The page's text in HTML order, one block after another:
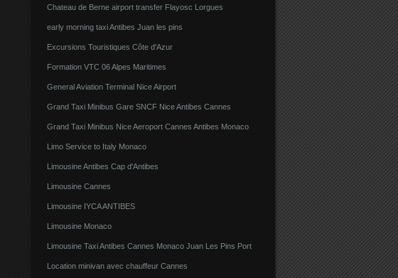
Chateau de Berne airport transfer Flayosc Lorgues
early morning taxi Antibes Juan les pins
Excursions Touristiques Côte d'Azur
Formation VTC 06 Alpes Maritimes
General Aviation Terminal Nice Airport
Grand Taxi Minibus Gare SNCF Nice Antibes Cannes
Grand Taxi Minibus Nice Aeroport Cannes Antibes Monaco
Limo Service to Italy Monaco
Limousine Antibes Cap d'Antibes
Limousine Cannes
Limousine IYCA ANTIBES
Limousine Monaco
Limousine Taxi Antibes Cannes Monaco Juan Les Pins Port
Location minivan avec chauffeur Cannes